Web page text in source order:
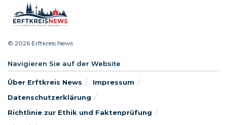
© 2026 Erftkreis News
Navigieren Sie auf der Website
Über Erftkreis News
Impressum
Datenschutzerklärung
Richtlinie zur Ethik und Faktenprüfung